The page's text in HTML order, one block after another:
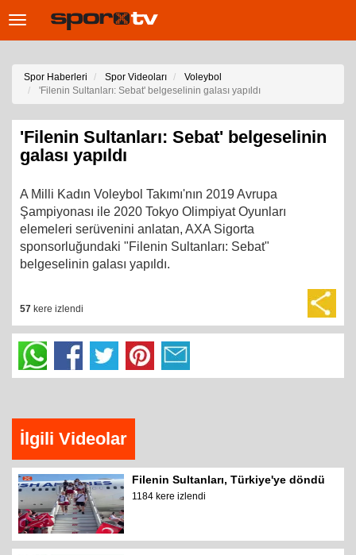
Toggle
Spor Haberleri Spor Videoları
Voleybol
'Filenin Sultanları: Sebat' belgeselinin galası yapıldı
'Filenin Sultanları: Sebat' belgeselinin
galası yapıldı
A Milli Kadın Voleybol Takımı'nın 2019 Avrupa
Şampiyonası ile 2020 Tokyo Olimpiyat Oyunları
elemeleri serüvenini anlatan, AXA Sigorta
sponsorluğundaki "Filenin Sultanları: Sebat"
belgeselinin galası yapıldı.
57 kere izlendi
İlgili Videolar
Filenin Sultanları, Türkiye'ye döndü
1184 kere izlendi